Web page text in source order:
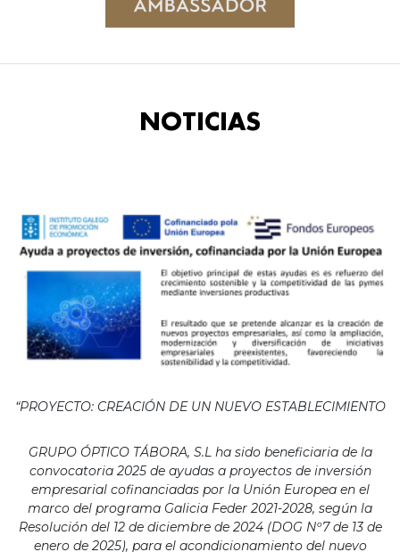
NOTICIAS
“PROYECTO: CREACIÓN DE UN NUEVO ESTABLECIMIENTO
GRUPO ÓPTICO TÁBORA, S.L ha sido beneficiaria de la
convocatoria 2025 de ayudas a proyectos de inversión
empresarial cofinanciadas por la Unión Europea en el
marco del programa Galicia Feder 2021-2028, según la
Resolución del 12 de diciembre de 2024 (DOG Nº7 de 13 de
enero de 2025), para el acondicionamiento del nuevo